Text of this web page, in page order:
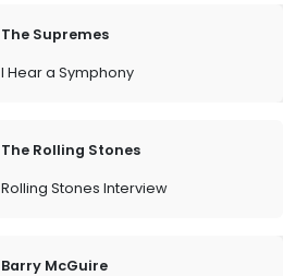
The Supremes
I Hear a Symphony
The Rolling Stones
Rolling Stones Interview
Barry McGuire